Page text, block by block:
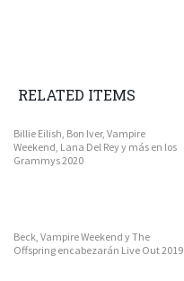
RELATED ITEMS
Billie Eilish, Bon Iver, Vampire
Weekend, Lana Del Rey y más en los
Grammys 2020
Beck, Vampire Weekend y The
Offspring encabezarán Live Out 2019